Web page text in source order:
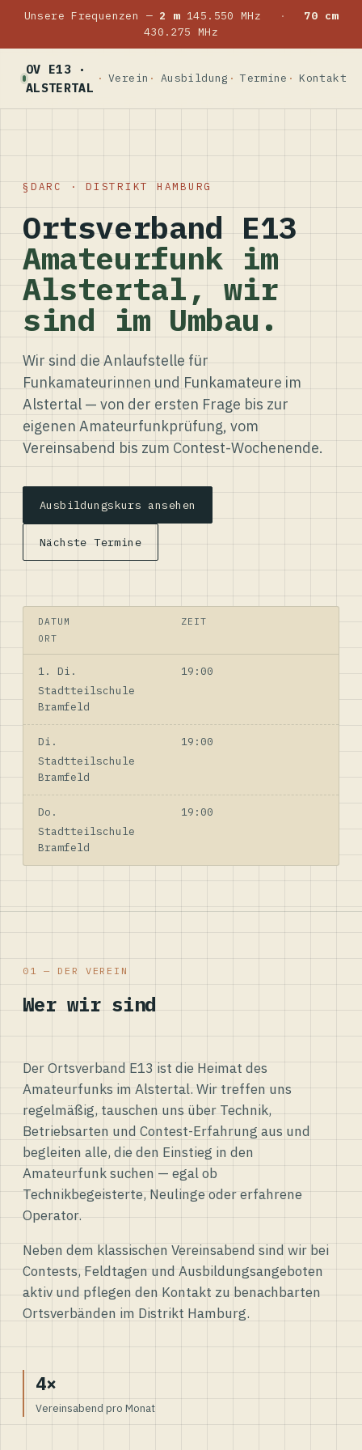
Unsere Frequenzen — 2 m145.550 MHz ·
70 cm
430.275 MHz
OV E13 ·
ALSTERTAL
Verein Ausbildung Termine Kontakt
DARC · DISTRIKT HAMBURG
Ortsverband E13
Amateurfunk im
Alstertal, wir
sind im Umbau.
Wir sind die Anlaufstelle für
Funkamateurinnen und Funkamateure im
Alstertal — von der ersten Frage bis zur
eigenen Amateurfunkprüfung, vom
Vereinsabend bis zum Contest-Wochenende.
Ausbildungskurs ansehen
Nächste Termine
DATUM
ZEIT
ORT
1. Di.
19:00
Stadtteilschule
Bramfeld
Di.
19:00
Stadtteilschule
Bramfeld
Do.
19:00
Stadtteilschule
Bramfeld
01 — DER VEREIN
Wer wir sind
Der Ortsverband E13 ist die Heimat des
Amateurfunks im Alstertal. Wir treffen uns
regelmäßig, tauschen uns über Technik,
Betriebsarten und Contest-Erfahrung aus und
begleiten alle, die den Einstieg in den
Amateurfunk suchen — egal ob
Technikbegeisterte, Neulinge oder erfahrene
Operator.
Neben dem klassischen Vereinsabend sind wir bei
Contests, Feldtagen und Ausbildungsangeboten
aktiv und pflegen den Kontakt zu benachbarten
Ortsverbänden im Distrikt Hamburg.
4×
Vereinsabend pro Monat